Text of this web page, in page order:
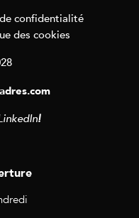
confidentialité
des cookies
!